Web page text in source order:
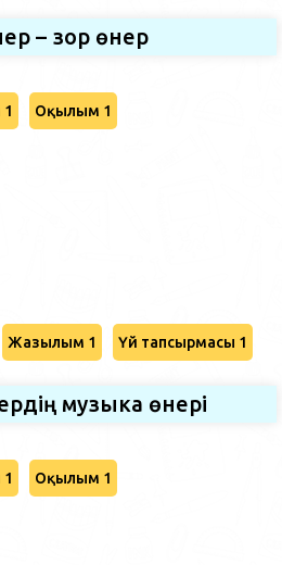
– зор өнер
Оқылым 1
Жазылым 1 Үй тапсырмасы 1
музыка өнері
Оқылым 1